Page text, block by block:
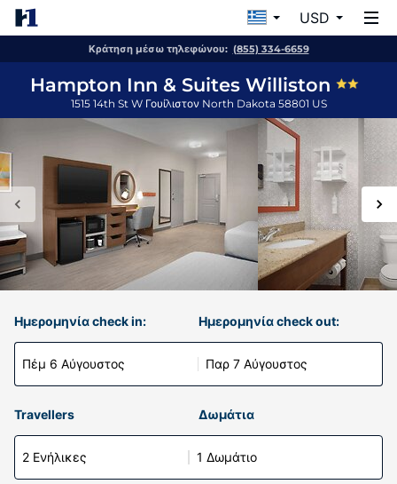
USD
Κράτηση μέσω τηλεφώνου: (855) 334-6659
Hampton Inn & Suites Williston
1515 14th St W Γουίλιστον North Dakota 58801 US
Ημερομηνία check in:
Πέμ 6 Αύγουστος
Ημερομηνία check out:
Παρ 7 Αύγουστος
Travellers Δωμάτια
2 Ενήλικες 1 Δωμάτιο